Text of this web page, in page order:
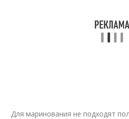
Для маринования не подходят